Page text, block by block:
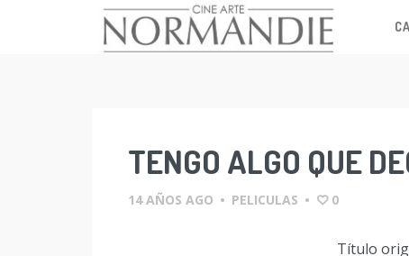
TENGO ALGO QUE
14 AÑOS AGO • PELICULAS • 0
Título